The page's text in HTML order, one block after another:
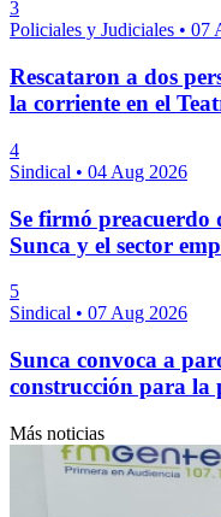
3
Policiales y Judiciales • 07
Rescataron a dos
la corriente en el
4
Sindical • 04 Aug 2026
Se firmó preacuerdo
Sunca y el sector
5
Sindical • 07 Aug 2026
Sunca convoca a
construcción para la
Más noticias